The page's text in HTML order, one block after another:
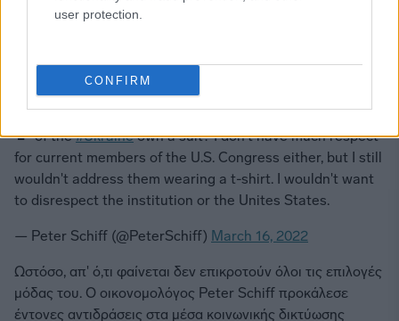
user protection.
CONFIRM
προέδρου Βολοντίμιρ Ζελένσκι
πολιτικούς αρχηγούς διαφόρων χωρών.
I understand times are hard, but doesn't the President
of the#Ukraineown a suit? I don't have much respect
for current members of the U.S. Congress either, but I still
wouldn't address them wearing a t-shirt. I wouldn't want
to disrespect the institution or the Unites States.
— Peter Schiff (@PeterSchiff) March 16, 2022
Ωστόσο, απ' ό,τι φαίνεται δεν επικροτούν όλοι τις επιλογές
μόδας του. Ο οικονομολόγος Peter Schiff προκάλεσε
έντονες αντιδράσεις στα μέσα κοινωνικής δικτύωσης